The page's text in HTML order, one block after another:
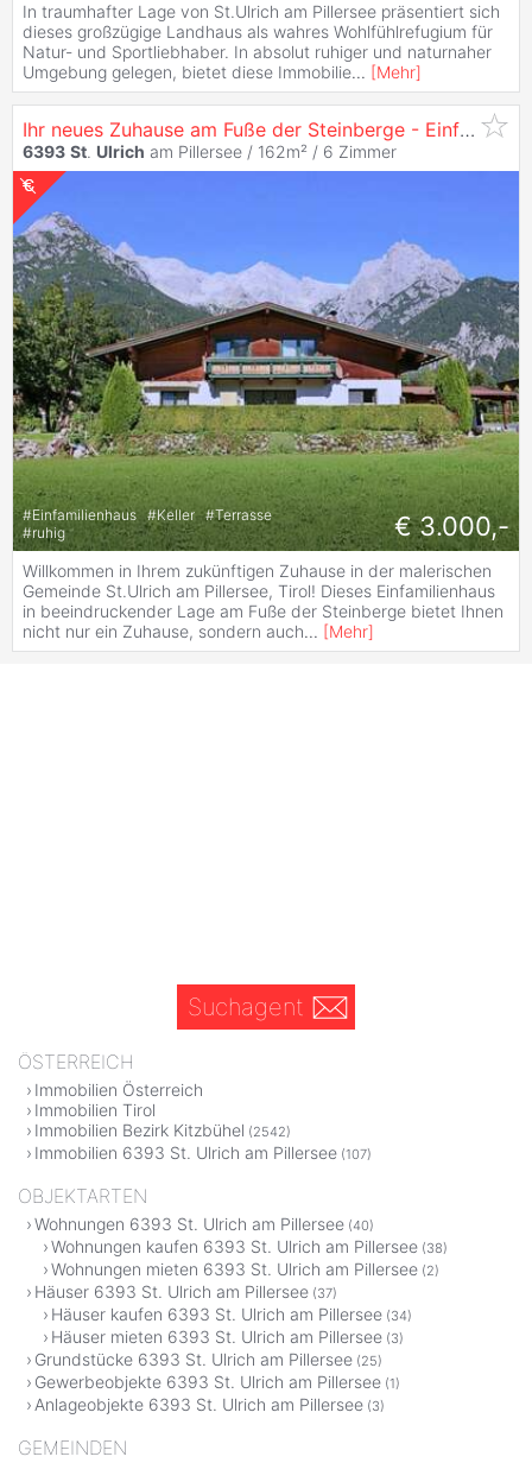
In traumhafter Lage von St.Ulrich am Pillersee präsentiert sich
dieses großzügige Landhaus als wahres Wohlfühlrefugium für
Natur- und Sportliebhaber. In absolut ruhiger und naturnaher
Umgebung gelegen, bietet diese Immobilie... [Mehr]
Ihr neues Zuhause am Fuße der Steinberge - Einfamilienhaus in traumhafter Lage
6393 St. Ulrich am Pillersee / 162m² / 6 Zimmer
#Einfamilienhaus #Keller #Terrasse
#ruhig € 3.000,-
Willkommen in Ihrem zukünftigen Zuhause in der malerischen
Gemeinde St.Ulrich am Pillersee, Tirol! Dieses Einfamilienhaus
in beeindruckender Lage am Fuße der Steinberge bietet Ihnen
nicht nur ein Zuhause, sondern auch... [Mehr]
Suchagent
ÖSTERREICH
Immobilien Österreich
Immobilien Tirol
Immobilien Bezirk Kitzbühel (2542)
Immobilien 6393 St. Ulrich am Pillersee (107)
OBJEKTARTEN
Wohnungen 6393 St. Ulrich am Pillersee (40)
Wohnungen kaufen 6393 St. Ulrich am Pillersee (38)
Wohnungen mieten 6393 St. Ulrich am Pillersee (2)
Häuser 6393 St. Ulrich am Pillersee (37)
Häuser kaufen 6393 St. Ulrich am Pillersee (34)
Häuser mieten 6393 St. Ulrich am Pillersee (3)
Grundstücke 6393 St. Ulrich am Pillersee (25)
Gewerbeobjekte 6393 St. Ulrich am Pillersee (1)
Anlageobjekte 6393 St. Ulrich am Pillersee (3)
GEMEINDEN